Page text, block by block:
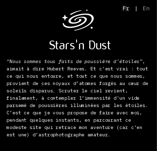
Stars'n Dust
“Nous sommes tous faits de poussière d’étoiles”,
aimait à dire Hubert Reeves. Et c’est vrai : tout
ce qui nous entoure, et tout ce que nous sommes,
provient de ces noyaux d’atomes forgés au cœur de
soleils disparus. Scruter le ciel revient,
finalement, à contempler l’immensité d'un vide
parsemé de poussières illuminées par les étoiles.
C’est ce que je vous propose de faire avec moi,
pendant quelques instants, en parcourant ce
modeste site qui retrace mon aventure (car c’en
est une) d’astrophotographe amateur.
Fr | En